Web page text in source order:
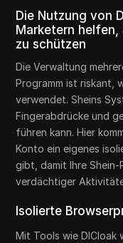
Die Nutzung von
Marketern helfen,
zu schützen
Die Verwaltung
Programm ist riskant,
verwendet. Sheins
Fingerabdrücke und
führen kann. Hier
Konto ein eigenes
gibt, damit Ihre
verdächtiger
Isolierte
Mit Tools wie DICloak